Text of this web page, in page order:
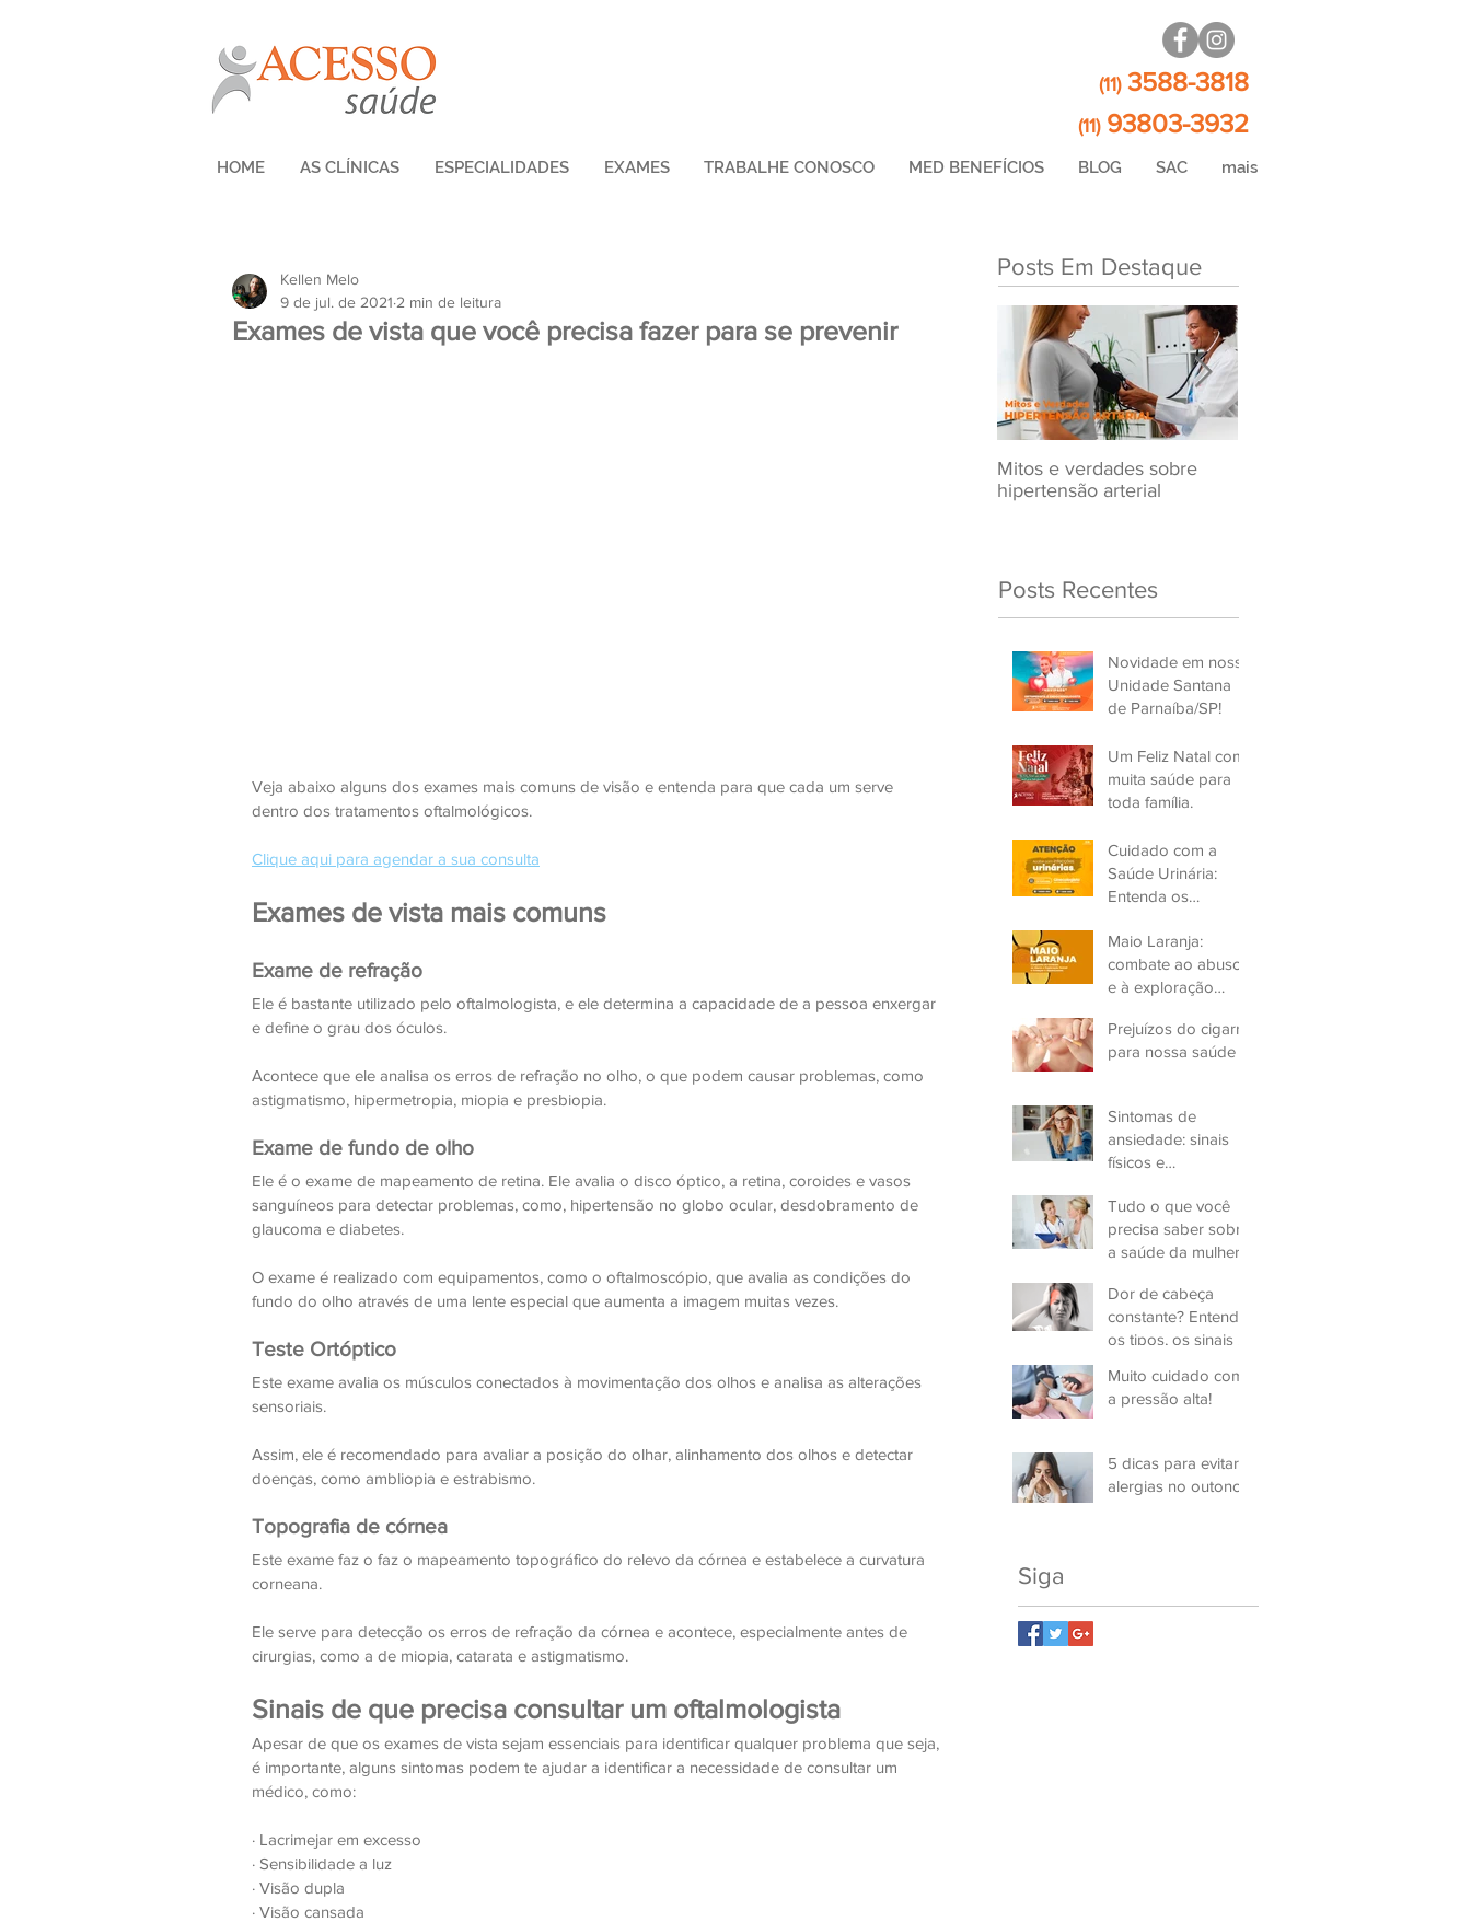
HOME AS CLÍNICAS ESPECIALIDADES EXAMES TRABALHE CONOSCO MED BENEFÍCIOS BLOG SAC mais
(11)3588-3818
(11)93803-3932
Exames de vista que você precisa fazer para se prevenir
Kellen Melo
9 de jul. de 2021 2 min de leitura
Veja abaixo alguns dos exames mais comuns de visão e entenda para que cada um serve
dentro dos tratamentos oftalmológicos.
Clique aqui para agendar a sua consulta
Exames de vista mais comuns
Exame de refração
Ele é bastante utilizado pelo oftalmologista, e ele determina a capacidade de a pessoa enxergar
e define o grau dos óculos.
Acontece que ele analisa os erros de refração no olho, o que podem causar problemas, como
astigmatismo, hipermetropia, miopia e presbiopia.
Exame de fundo de olho
Ele é o exame de mapeamento de retina. Ele avalia o disco óptico, a retina, coroides e vasos
sanguíneos para detectar problemas, como, hipertensão no globo ocular, desdobramento de
glaucoma e diabetes.
O exame é realizado com equipamentos, como o oftalmoscópio, que avalia as condições do
fundo do olho através de uma lente especial que aumenta a imagem muitas vezes.
Teste Ortóptico
Este exame avalia os músculos conectados à movimentação dos olhos e analisa as alterações
sensoriais.
Assim, ele é recomendado para avaliar a posição do olhar, alinhamento dos olhos e detectar
doenças, como ambliopia e estrabismo.
Topografia de córnea
Este exame faz o faz o mapeamento topográfico do relevo da córnea e estabelece a curvatura
corneana.
Ele serve para detecção os erros de refração da córnea e acontece, especialmente antes de
cirurgias, como a de miopia, catarata e astigmatismo.
Sinais de que precisa consultar um oftalmologista
Apesar de que os exames de vista sejam essenciais para identificar qualquer problema que seja,
é importante, alguns sintomas podem te ajudar a identificar a necessidade de consultar um
médico, como:
· Lacrimejar em excesso
· Sensibilidade a luz
· Visão dupla
· Visão cansada
Posts Em Destaque
Mitos e verdades sobre
hipertensão arterial
Posts Recentes
Novidade em nossa
Unidade Santana
de Parnaíba/SP!
Um Feliz Natal com
muita saúde para
toda família.
Cuidado com a
Saúde Urinária:
Entenda os
Infecção e Busque
Ajuda Médica.
Maio Laranja:
combate ao abuso
e à exploração
Prejuízos do cigarro
para nossa saúde
Sintomas de
ansiedade: sinais
físicos e
Tudo o que você
precisa saber sobre
a saúde da mulher
Dor de cabeça
constante? Entenda
os tipos, os sinais e
Muito cuidado com
a pressão alta!
5 dicas para evitar
alergias no outono
Siga